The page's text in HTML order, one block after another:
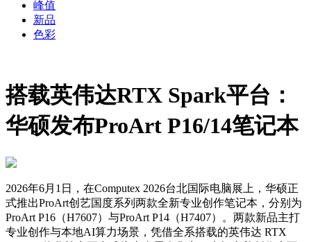
峰值
新品
色彩
搭载英伟达RTX Spark平台：
华硕发布ProArt P16/14笔记本
2026年6月1日，在Computex 2026台北国际电脑展上，华硕正
式推出ProArt创艺国度系列两款全新专业创作笔记本，分别为
ProArt P16（H7607）与ProArt P14（H7407）。两款新品主打
专业创作与本地AI算力场景，凭借全系搭载的英伟达 RTX